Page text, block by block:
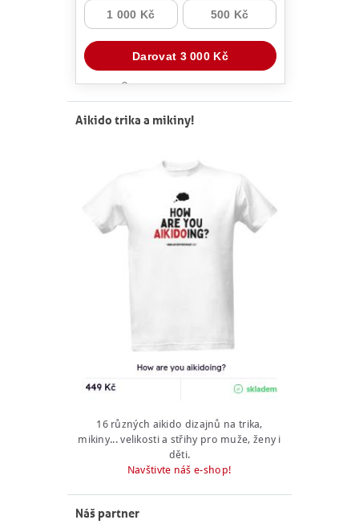
Aikido trika a mikiny!
16 různých aikido dizajnů na trika,
mikiny... velikosti a střihy pro muže, ženy i
děti.
Navštivte náš e-shop!
Náš partner